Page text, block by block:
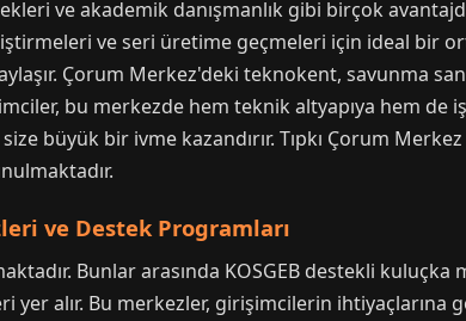
ve akademik danışmanlık gibi birçok
ve seri üretime geçmeleri için ideal bir
Çorum Merkez'deki teknokent, savunma
bu merkezde hem teknik altyapıya hem de iş
büyük bir ivme kazandırır. Tıpkı Çorum
ve Destek Programları
Bunlar arasında KOSGEB destekli kuluçka
alır. Bu merkezler, girişimcilerin ihtiyaçlarına